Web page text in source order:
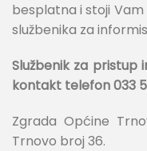
besplatna i stoji
službenika za
Službenik za pristup
kontakt telefon 033
Zgrada Općine
Trnovo broj 36.